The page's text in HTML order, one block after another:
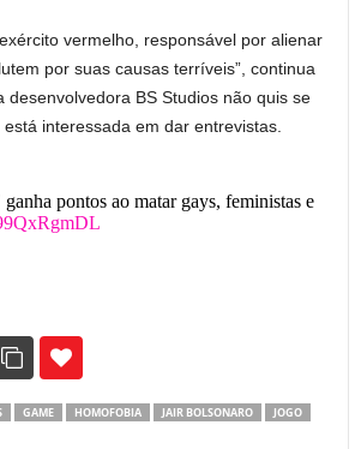
vermelho, responsável por alienar
por suas causas terríveis”, continua
BS Studios não quis se
interessada em dar entrevistas.
pontos ao matar gays, feministas e
GAME HOMOFOBIA JAIR BOLSONARO
JOGO